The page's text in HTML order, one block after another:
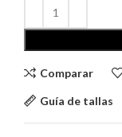
Comparar
Guía de tallas